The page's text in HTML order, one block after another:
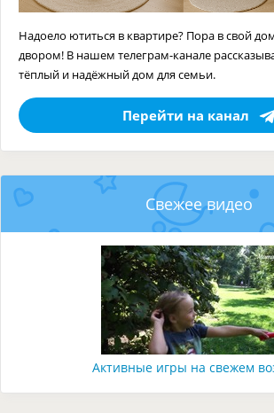
Надоело ютиться в квартире? Пора в свой
двором! В нашем телеграм-канале
тёплый и надёжный дом для семьи.
Перейти на канал
Свежее видео
Активные игры на свежем